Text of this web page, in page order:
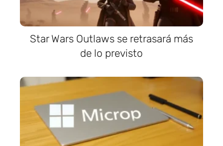
Star Wars Outlaws se retrasará más
de lo previsto